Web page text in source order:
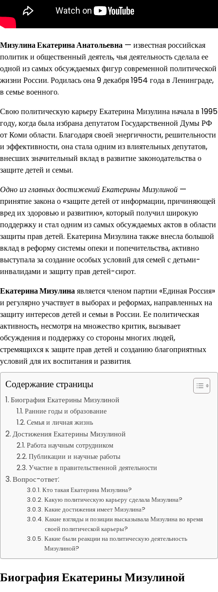
Мизулина Екатерина Анатольевна — известная российская
политик и общественный деятель, чья деятельность сделала ее
одной из самых обсуждаемых фигур современной политической
жизни России. Родилась она 9 декабря 1954 года в Ленинграде,
в семье военного.
Свою политическую карьеру Екатерина Мизулина начала в 1995
году, когда была избрана депутатом Государственной Думы РФ
от Коми области. Благодаря своей энергичности, решительности
и эффективности, она стала одним из влиятельных депутатов,
внесших значительный вклад в развитие законодательства о
защите детей и семьи.
Одно из главных достижений Екатерины Мизулиной —
принятие закона о «защите детей от информации, причиняющей
вред их здоровью и развитию», который получил широкую
поддержку и стал одним из самых обсуждаемых актов в области
защиты прав детей. Екатерина Мизулина также внесла большой
вклад в реформу системы опеки и попечительства, активно
выступала за создание особых условий для семей с детьми-
инвалидами и защиту прав детей-сирот.
Екатерина Мизулинаявляется членом партии «Единая Россия»
и регулярно участвует в выборах и реформах, направленных на
защиту интересов детей и семьи в России. Ее политическая
активность, несмотря на множество критик, вызывает
обсуждения и поддержку со стороны многих людей,
стремящихся к защите прав детей и созданию благоприятных
условий для их воспитания и развития.
Содержание страницы
Биография Екатерины Мизулиной
Ранние годы и образование
Семья и личная жизнь
Достижения Екатерины Мизулиной
Работа научным сотрудником
Публикации и научные работы
Участие в правительственной деятельности
Вопрос-ответ:
Кто такая Екатерина Мизулина?
Какую политическую карьеру сделала Мизулина?
Какие достижения имеет Мизулина?
Какие взгляды и позиции высказывала Мизулина во время
своей политической карьеры?
Какие были реакции на политическую деятельность
Мизулиной?
Биография Екатерины Мизулиной